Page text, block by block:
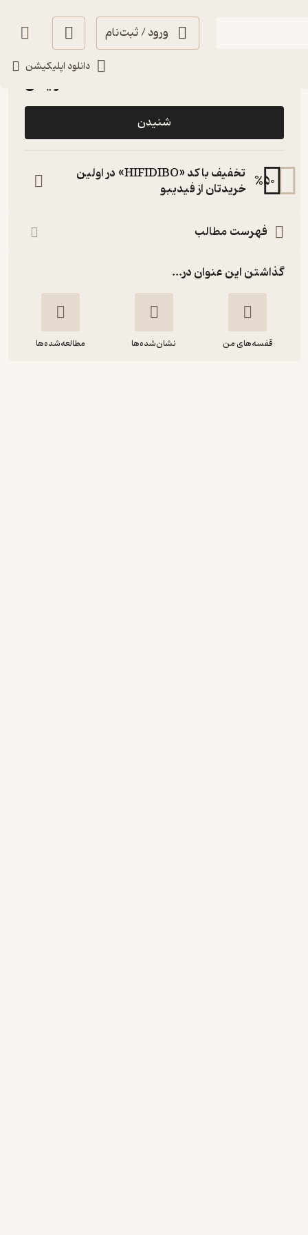
ورود / ثبت‌نام
دانلود اپلیکیشن
حال‌خوب‌کن ✨ 8
رایگان
شنیدن
%50
تخفیف با کد «HIFIDIBO» در اولین
خریدتان از فیدیبو
فهرست مطالب
گذاشتن این عنوان در...
قفسه‌های من نشان‌شده‌ها مطالعه‌شده‌ها